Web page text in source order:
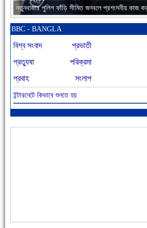
নতুনবাজার পুলিশ ফাঁড়ি সীমিত জনবলে প্রশংসনীয় কাজ
আজ বিশিষ্ট শিক্ষাবিদ এ.টি. আহমেদ হোসাইন রুশদীর
BBC - BANGLA
বিশ্ব সংবাদ
প্রভাতী
প্রত্যুষা
পরিক্রমা
প্রবাহ
সংলাপ
ইন্টারনেটে কিভাবে শুনতে হয়